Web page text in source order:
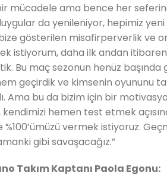
mücadele ama bence her
da yenileniyor, hepimiz
gösterilen misafirperverlik ve
istiyorum, daha ilk andan itibaren
Bu maç sezonun henüz başında
geçirdik ve kimsenin oyununu
Ama bu da bizim için bir
hemen test etmek
vermek istiyoruz.
gibi savaşacağız.”
Takım Kaptanı Paola Egonu: